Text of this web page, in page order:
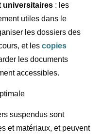
universitaires : les
utiles dans le
les dossiers des
et les copies
les documents
accessibles.
suspendus sont
et matériaux, et peuvent